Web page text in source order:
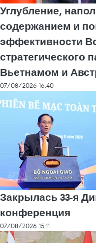
Углубление,
содержанием и
эффективности
стратегического
Вьетнамом и
07/08/2026 16:40
Закрылась 33-я
конференция
07/08/2026 15:11